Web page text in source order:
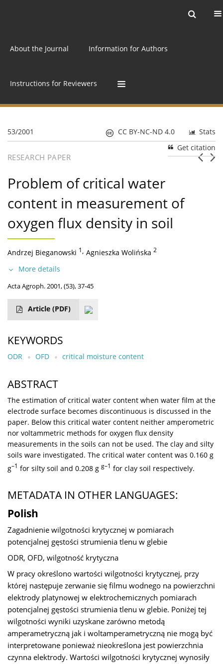
About the Journal Information for Authors
Instructions for Reviewers
53/2001 Stats
CC BY-NC-ND 4.0
Get citation
RESEARCH PAPER
Problem of critical water
content in measurement of
oxygen flux density in soil
Andrzej Bieganowski 1, Agnieszka Wolińska 2
More details
Acta Agroph. 2001, (53), 37-45
Article (PDF)
KEYWORDS
ODR OFD critical moisture content
ABSTRACT
The estimation of critical water content when water film at the
electrode surface becomes discontinuous is discussed in the
paper. Below this critical water content neither amperometric
nor voltammetric methods for oxygen flux density
measurements in the soils can not be used. The clay and silty
soils ware investigated. The critical water content was 0.160 g
g–1 for silty soil and 0.208 g g–1 for clay soil respectively.
METADATA IN OTHER LANGUAGES:
Polish
Zagadnienie wilgotności krytycznej w pomiarach
potencjalnej gęstości strumienia tlenu w glebie
ODR, OFD, wilgotność krytyczna
W pracy określono wartości wilgotności krytycznej, przy
której następuje zerwanie się filmu wodnego na powierzchni
elektrody platynowej w elektrochemicznych pomiarach
potencjalnej gęstości strumienia tlenu w glebie. Poniżej tej
wilgotności wyniki uzyskane zarówno metodą
amperametryczną jak i woltamperametryczną nie mogą być
interpretowane ponieważ nieokreślona jest powierzchnia
czynna elektrody. Wartości wilgotności krytycznej wynosiły